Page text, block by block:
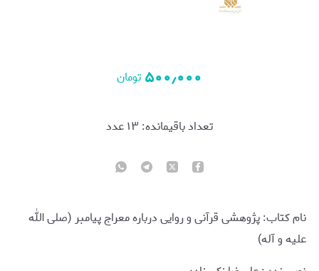
۵۰۰٫۰۰۰ تومان
تعداد باقیمانده: ۱۳عدد
نام کتاب: پژوهشی قرآنی و روایی درباره معراج پیامبر (صلی الله
علیه و آله)